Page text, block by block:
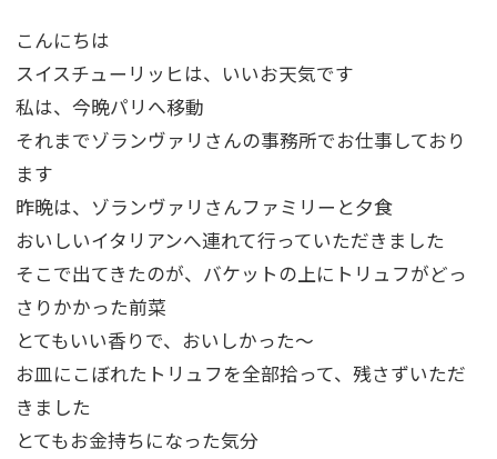
こんにちは
スイスチューリッヒは、いいお天気です
私は、今晩パリへ移動
それまでゾランヴァリさんの事務所でお仕事しており
ます
昨晩は、ゾランヴァリさんファミリーと夕食
おいしいイタリアンへ連れて行っていただきました
そこで出てきたのが、バケットの上にトリュフがどっ
さりかかった前菜
とてもいい香りで、おいしかった～
お皿にこぼれたトリュフを全部拾って、残さずいただ
きました
とてもお金持ちになった気分